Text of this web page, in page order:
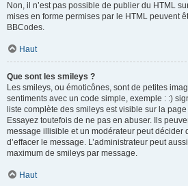
Non, il n’est pas possible de publier du HTML
mises en forme permises par le HTML peuvent
BBCodes.
Haut
Que sont les smileys ?
Les smileys, ou émoticônes, sont de petites
sentiments avec un code simple, exemple : :)
liste complète des smileys est visible sur la
Essayez toutefois de ne pas en abuser. Ils
message illisible et un modérateur peut décider
d’effacer le message. L’administrateur peut
maximum de smileys par message.
Haut